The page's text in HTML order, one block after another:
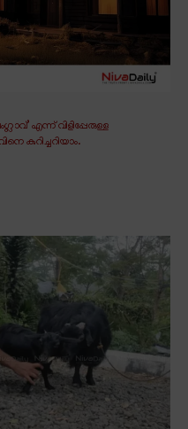
എന്ന് വിളിപ്പേരുള്ള
കുറിച്ചറിയാം.